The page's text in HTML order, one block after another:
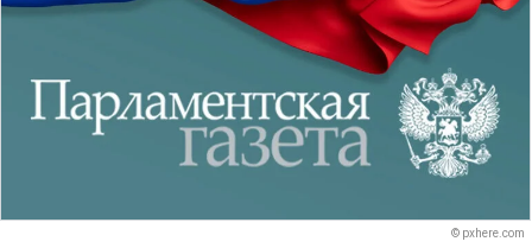
© pxhere.com